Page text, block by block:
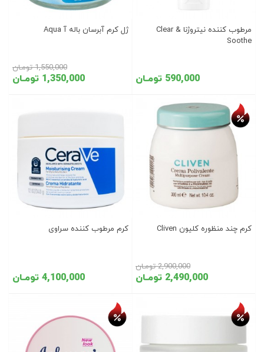
مرطوب کننده نیتروژنا Clear &
Soothe
590,000 تومـان
ژل کرم آبرسان باله آ Aqua
1,350,000 تومـان
1,550,000 تومـان
کرم چند منظوره کلیون Cliven
2,490,000 تومـان
2,900,000 تومـان
کرم مرطوب کننده سراوی
4,100,000 تومـان